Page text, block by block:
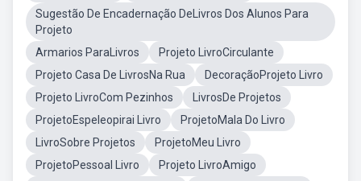
Sugestão De Encadernação DeLivros Dos Alunos Para
Projeto
Armarios ParaLivros
Projeto LivroCirculante
Projeto Casa De LivrosNa Rua
DecoraçãoProjeto Livro
Projeto LivroCom Pezinhos
LivrosDe Projetos
ProjetoEspeleopirai Livro
ProjetoMala Do Livro
LivroSobre Projetos
ProjetoMeu Livro
ProjetoPessoal Livro
Projeto LivroAmigo